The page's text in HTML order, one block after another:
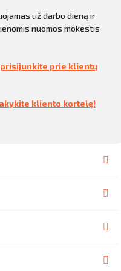
už darbo dieną ir
nuomos mokestis
prisijunkite prie klientų
kliento kortelę!